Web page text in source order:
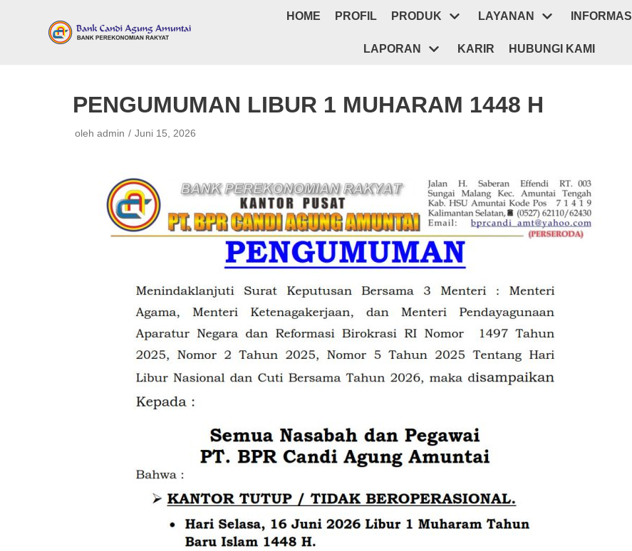
HOME PROFIL PRODUK LAYANAN INFORMASI
LAPORAN KARIR HUBUNGI KAMI
PENGUMUMAN LIBUR 1 MUHARAM 1448 H
oleh admin Juni 15, 2026